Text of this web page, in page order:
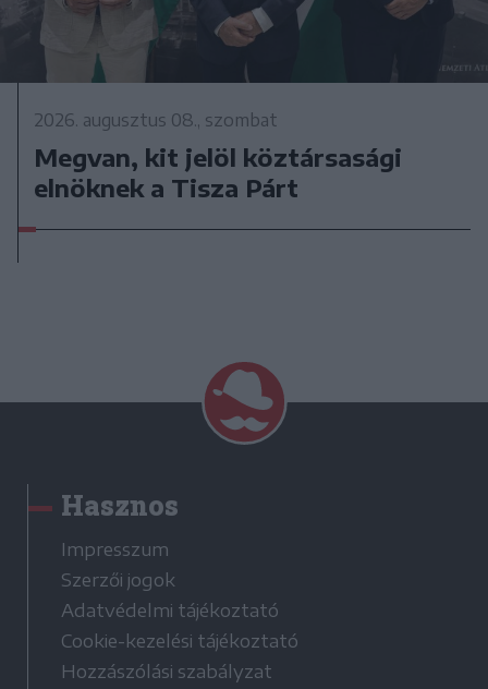
2026. augusztus 08., szombat
Megvan, kit jelöl köztársasági
elnöknek a Tisza Párt
Hasznos
Impresszum
Szerzői jogok
Adatvédelmi tájékoztató
Cookie-kezelési tájékoztató
Hozzászólási szabályzat